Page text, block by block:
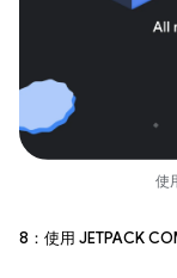
使
8：使用 Jetpack